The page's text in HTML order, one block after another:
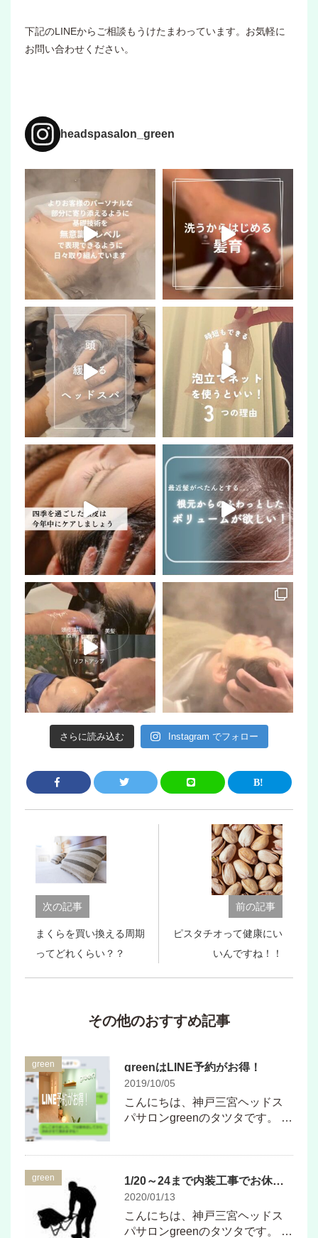
下記のLINEからご相談もうけたまわっています。お気軽に
お問い合わせください。
headspasalon_green
さらに読み込む Instagram でフォロー
次の記事
まくらを買い換える周期
ってどれくらい？？
前の記事
ピスタチオって健康にい
いんですね！！
その他のおすすめ記事
green greenはLINE予約がお得！
2019/10/05
こんにちは、神戸三宮ヘッドス
パサロンgreenのタツタです。 …
green 1/20～24まで内装工事でお休み頂きますのでご予約は今週中にお願いします！
2020/01/13
こんにちは、神戸三宮ヘッドス
パサロンgreenのタツタです。 …